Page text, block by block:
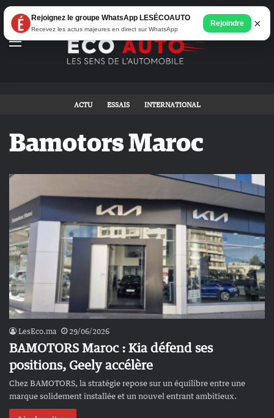
Menu
ACTU ESSAIS INTERNATIONAL
Bamotors Maroc
LesEco.ma 29/06/2026
BAMOTORS Maroc : Kia défend ses
positions, Geely accélère
Chez BAMOTORS, la stratégie repose sur un équilibre entre une
marque solidement installée et un nouvel entrant ambitieux.
Rejoignez le groupe WhatsApp LESÉCOAUTO
Recevez les actus majeures en direct sur WhatsApp
Rejoindre ×